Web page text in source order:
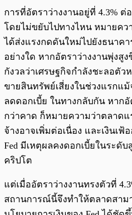
การที่อัตราว่างงานอยู่ที่ 4.3% ต่
โดยไม่ขยับไปทางไหน หมายคว
ได้ส่งแรงกดดันใหม่ไปยังธนาคา
อย่างใด หากอัตราว่างงานพุ่งสู
กังวลว่าเศรษฐกิจกำลังชะลอตั
ขายสินทรัพย์เสี่ยงในช่วงแรกแม้
ลดดอกเบี้ย ในทางกลับกัน หากอั
กว่าคาด ก็หมายความว่าตลาดแ
จ้างอาจเพิ่มต่อเนื่อง และเงินเฟ้
Fed มีเหตุผลคงดอกเบี้ยในระดั
คริปโต
แต่เมื่ออัตราว่างงานทรงตัวที่
สถานการณ์นี้จึงทำให้ตลาดสาม